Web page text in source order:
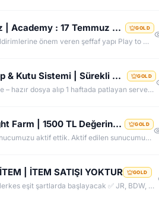
OldCoreKO.Com | Old Myko v.1098 | Starter + Yan Pus Ücretsiz | Academy : 17 Temmuz 2026 -Cuma 21:00! GOLD
Neden OldCoreKO ? MYKO sektöründe tecrübeli ve güçlü yönetim Oyuncu geri bildirimlerine önem veren şeffaf yapı Play to Win odaklı sistem anlayışı Dengeli ekonomi ve sürdürülebilir oyun yapısı Uzun soluklu, plansız kapanma riski olmayan sunucu vizyonu Deneyimli yönetim ekibimizin rehberliğinde, uzun soluklu ve unutulmaz bir maceraya hazır olun. OldCoreKO; heyecan dolu bir ortam, PK temposunun hiç durmadığı ve MYKO’nun özünü sonuna kadar yaşayabileceğiniz eşsiz bir atmosfer.
⚔️ K2Network – Ücretsiz PUS | Auto Upgrade | Geliştirilmiş Drop & Kutu Sistemi | Sürekli Güncellemel GOLD
NEDEN K2NETWORK? • Uzun ömürlü, kendi kaynak koduna sahip gerçek bir proje – hazır dosya alıp 1 haftada patlayan server değil. • %100 farm mantığı – KC/TL zorunluluğu yok, her şey oynayarak kazanılabilir. • Upgrade sınırı yok! – +30 Rebirthe kadar ilerleyen, +5’e kadar basılan takılar! • Tamamen ücretsiz PUS, paranızı sevdiklerinize ve ailenize ayırabilirsiniz! • Upgrade oranları şeffaf – % kaç ihtimalle bastığını ekranda net görüyorsun. • Auto Upgrade sistemi oyuna direkt entegre
RevengeKo.Com %400 Academy 14 Ağustos 2026 | v.2585 Light Farm | 1500 TL Değerinde VIP Paket Hediye GOLD
Official Sunucumuzda +2500 User ile sorunsuz bir şekilde sunucumuzu aktif ettik. Aktif edilen sunucumuza geç kalmış veya başlayamayan oyuncularımız için 2. Akademi Sunucumuz 14 Ağustos Cuma günü Aktif Edilecektir. %400 DROP , %400 EXP , %400 Coins Drobu olarak sunucu 14 ağustosda academy olarak aktif edilecektir. Sunucumuz 1 Lv aktif edilmesine rağmen oyuncularımızın geri kalmaması için Akademi sunucumuz 83 Lv Başlangıç Full Skill olarak aktif edilecektir.
| İTEM SATIŞI YOKTUR GOLD
EŞİT PK SERVER, YENİ AÇILDI. ✅ Her şey ücretsiz ✅ Kesinlikle item satışı yok ✅ Herkes eşit şartlarda başlayacak ✅ JR, BDW, Chaos ve savaş etkinlikleri aktif ✅ Kalabalık ve rekabetçi PK ortamı Bu cumartesi saat 21:00’da yeniden bizimle olun. Arkadaşlarınızı da davet edin, hep birlikte daha güçlü ve daha kalabalık bir başlangıç yapalım! Desteğiniz ve anlayışınız için teşekkür ederiz.